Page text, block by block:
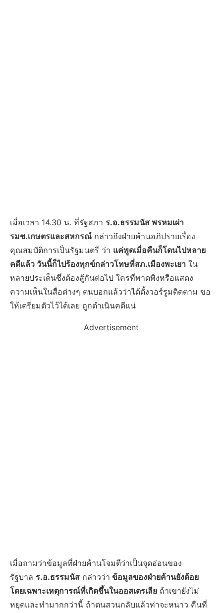
เมื่อเวลา 14.30 น. ที่รัฐสภา ร.อ.ธรรมนัส พรหมเผ่า
รมช.เกษตรและสหกรณ์ กล่าวถึงฝ่ายค้านอภิปรายเรื่อง
คุณสมบัติการเป็นรัฐมนตรี ว่า แค่พูดเมื่อคืนก็โดนไปหลาย
คดีแล้ว วันนี้ก็ไปร้องทุกข์กล่าวโทษที่สภ.เมืองพะเยา ใน
หลายประเด็นซึ่งต้องสู้กันต่อไป ใครที่พาดพิงหรือแสดง
ความเห็นในสื่อต่างๆ ตนบอกแล้วว่าได้ตั้งวอร์รูมติดตาม ขอ
ให้เตรียมตัวไว้ได้เลย ถูกดำเนินคดีแน่
Advertisement
เมื่อถามว่าข้อมูลที่ฝ่ายค้านโจมตีว่าเป็นจุดอ่อนของ
รัฐบาล ร.อ.ธรรมนัส กล่าวว่า ข้อมูลของฝ่ายค้านยังด้อย
โดยเฉพาะเหตุการณ์ที่เกิดขึ้นในออสเตรเลีย ถ้าเขายังไม่
หยุดและทำมากกว่านี้ ถ้าตนสวนกลับแล้วท่าจะหนาว คืนที่